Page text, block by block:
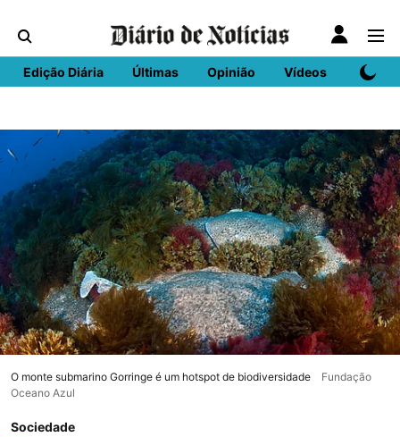
Edição Diária Últimas Opinião Vídeos DN
O monte submarino Gorringe é um hotspot de biodiversidade
Fundação
Oceano Azul
Sociedade